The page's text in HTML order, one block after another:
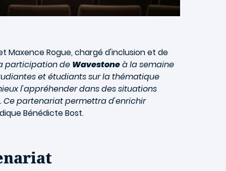
Maxence Rogue, chargé d'inclusion et de
participation de Wavestoneà la semaine
et étudiants sur la thématique
l'appréhender dans des situations
Ce partenariat permettra d'enrichir
Bénédicte Bost.